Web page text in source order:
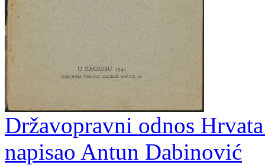
Državopravni odnos
napisao Antun Dabinović